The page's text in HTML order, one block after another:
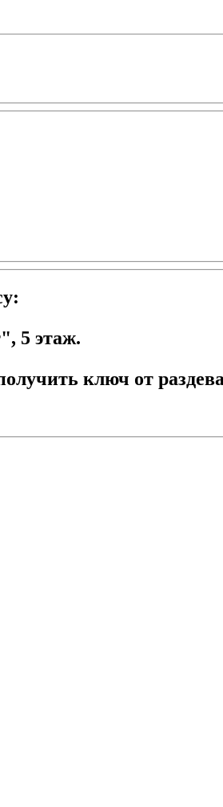
5 этаж.
ключ от